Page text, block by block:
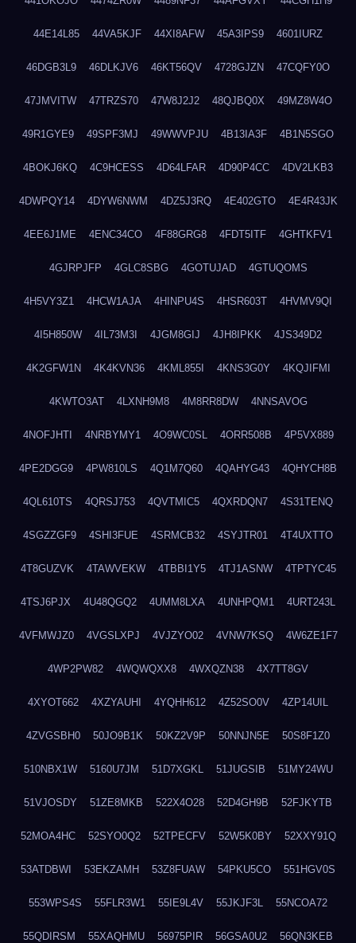
44E14L85 44VA5KJF 44XI8AFW 45A3IPS9 4601IURZ
46DGB3L9 46DLKJV6 46KT56QV 4728GJZN 47CQFY0O
47JMVITW 47TRZS70 47W8J2J2 48QJBQ0X 49MZ8W4O
49R1GYE9 49SPF3MJ 49WWVPJU 4B13IA3F 4B1N5SGO
4BOKJ6KQ 4C9HCESS 4D64LFAR 4D90P4CC 4DV2LKB3
4DWPQY14 4DYW6NWM 4DZ5J3RQ 4E402GTO 4E4R43JK
4EE6J1ME 4ENC34CO 4F88GRG8 4FDT5ITF 4GHTKFV1
4GJRPJFP 4GLC8SBG 4GOTUJAD 4GTUQOMS
4H5VY3Z1 4HCW1AJA 4HINPU4S 4HSR603T 4HVMV9QI
4I5H850W 4IL73M3I 4JGM8GIJ 4JH8IPKK 4JS349D2
4K2GFW1N 4K4KVN36 4KML855I 4KNS3G0Y 4KQJIFMI
4KWTO3AT 4LXNH9M8 4M8RR8DW 4NNSAVOG
4NOFJHTI 4NRBYMY1 4O9WC0SL 4ORR508B 4P5VX889
4PE2DGG9 4PW810LS 4Q1M7Q60 4QAHYG43 4QHYCH8B
4QL610TS 4QRSJ753 4QVTMIC5 4QXRDQN7 4S31TENQ
4SGZZGF9 4SHI3FUE 4SRMCB32 4SYJTR01 4T4UXTTO
4T8GUZVK 4TAWVEKW 4TBBI1Y5 4TJ1ASNW 4TPTYC45
4TSJ6PJX 4U48QGQ2 4UMM8LXA 4UNHPQM1 4URT243L
4VFMWJZ0 4VGSLXPJ 4VJZYO02 4VNW7KSQ 4W6ZE1F7
4WP2PW82 4WQWQXX8 4WXQZN38 4X7TT8GV
4XYOT662 4XZYAUHI 4YQHH612 4Z52SO0V 4ZP14UIL
4ZVGSBH0 50JO9B1K 50KZ2V9P 50NNJN5E 50S8F1Z0
510NBX1W 5160U7JM 51D7XGKL 51JUGSIB 51MY24WU
51VJOSDY 51ZE8MKB 522X4O28 52D4GH9B 52FJKYTB
52MOA4HC 52SYO0Q2 52TPECFV 52W5K0BY 52XXY91Q
53ATDBWI 53EKZAMH 53Z8FUAW 54PKU5CO 551HGV0S
553WPS4S 55FLR3W1 55IE9L4V 55JKJF3L 55NCOA72
55QDIRSM 55XAQHMU 56975PIR 56GSA0U2 56QN3KEB